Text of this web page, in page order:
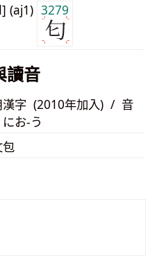
(aj1) 3279
讀音
漢字 (2010年加入) / 音
お-う
包